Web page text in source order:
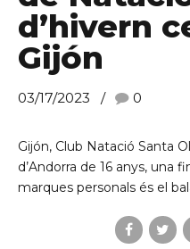
d’hivern
Gijón
03/17/2023 0
Gijón, Club Natació Santa
d’Andorra de 16 anys, una
marques personals és el